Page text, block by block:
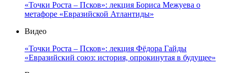
«Точки Роста – Псков»: лекция Бориса Межуева о
метафоре «Евразийской Атлантиды»
Видео
«Точки Роста – Псков»: лекция Фёдора Гайды
«Евразийский союз: история, опрокинутая в будущее»